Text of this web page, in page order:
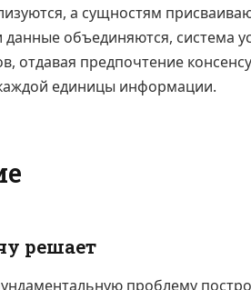
а сущностям
данные объединяются, система
отдавая предпочтение
единицы информации.
решает
проблему